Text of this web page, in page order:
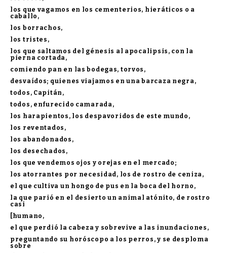
los que vagamos en los cementerios, hieráticos o a
caballo,
los borrachos,
los tristes,
los que saltamos del génesis al apocalipsis, con la
pierna cortada,
comiendo pan en las bodegas, torvos,
desvaídos; quienes viajamos en una barcaza negra,
todos, Capitán,
todos, enfurecido camarada,
los harapientos, los despavoridos de este mundo,
los reventados,
los abandonados,
los desechados,
los que vendemos ojos y orejas en el mercado;
los atorrantes por necesidad, los de rostro de ceniza,
el que cultiva un hongo de pus en la boca del horno,
la que parió en el desierto un animal atónito, de rostro
casi
[humano,
el que perdió la cabeza y sobrevive a las inundaciones,
preguntando su horóscopo a los perros, y se desploma
sobre